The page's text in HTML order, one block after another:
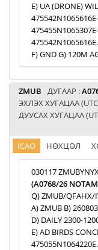
E) UA (DRONE)
475542N1065616E.
F) GND G) 120M
ZMUB ДУГААР :
ЭХЛЭХ ХУГАЦАА
ДУУСАХ ХУГАЦАА
ICAO НӨХЦӨЛ
030117
(A0768/26
Q) ZMUB/
A) ZMUB B)
D) DAILY 2300-
E) AD BIRDS
475055N1064220E.